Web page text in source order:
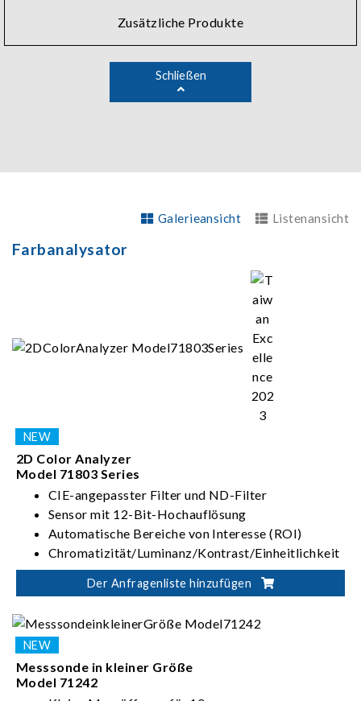
Zusätzliche Produkte
Schließen
Galerieansicht Listenansicht
Farbanalysator
2D Color Analyzer
Model 71803 Series
CIE-angepasster Filter und ND-Filter
Sensor mit 12-Bit-Hochauflösung
Automatische Bereiche von Interesse (ROI)
Chromatizität/Luminanz/Kontrast/Einheitlichkeit
/Korrelierte Farbtemperatur
Der Anfragenliste hinzufügen
Messsonde in kleiner Größe
Model 71242